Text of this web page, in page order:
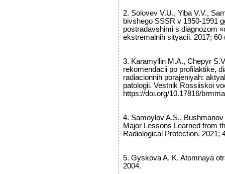
2. Solovev V.U., Yiba V.V.,
bivshego SSSR v 1950-1991
postradavshimi s diagnozom
ekstremalnih sityacii. 2017; 60
3. Karamyllin M.A., Chepyr
rekomendacii po profilaktike,
radiacionnih porajeniyah:
patologii. Vestnik Rossiiskoi
https://doi.org/10.17816/
4. Samoylov A.S.,
Major Lessons Learned from
Radiological Protection. 2021;
5. Gyskova A. K. Atomnaya
2004.